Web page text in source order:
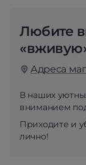
Любите
Адреса
В наших
вниманием
Приходите и
лично!